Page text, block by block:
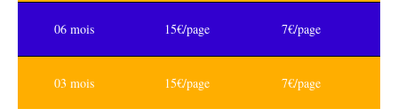
06 mois 15€/page 7€/page
03 mois 15€/page 7€/page